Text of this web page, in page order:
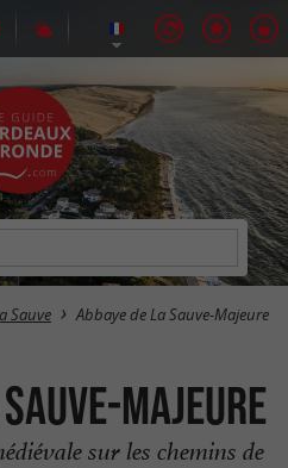
Sauve Abbaye de La Sauve-Majeure
Majeure
sur les chemins de